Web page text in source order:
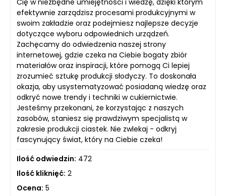
Cię w niezbędne umiejętności i wiedzę, dzięki którym
efektywnie zarządzisz procesami produkcyjnymi w
swoim zakładzie oraz podejmiesz najlepsze decyzje
dotyczące wyboru odpowiednich urządzeń.
Zachęcamy do odwiedzenia naszej strony
internetowej, gdzie czeka na Ciebie bogaty zbiór
materiałów oraz inspiracji, które pomogą Ci lepiej
zrozumieć sztukę produkcji słodyczy. To doskonała
okazja, aby usystematyzować posiadaną wiedzę oraz
odkryć nowe trendy i techniki w cukiernictwie.
Jesteśmy przekonani, że korzystając z naszych
zasobów, staniesz się prawdziwym specjalistą w
zakresie produkcji ciastek. Nie zwlekaj - odkryj
fascynujący świat, który na Ciebie czeka!
Ilość odwiedzin: 472
Ilość kliknięć: 2
Ocena: 5